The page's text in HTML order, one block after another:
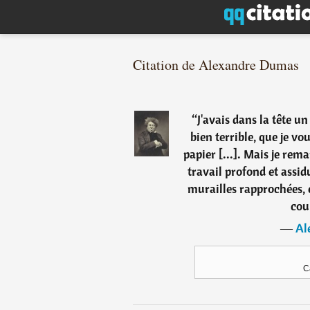
Citation de Alexandre Dumas
“J'avais dans la tête
bien terrible, que je
papier [...]. Mais je
travail profond et
murailles rapprochées,
―